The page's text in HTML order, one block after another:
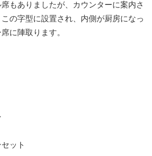
もありましたが、カウンターに案内さ
の字型に設置され、内側が厨房になっ
に陣取ります。
ット